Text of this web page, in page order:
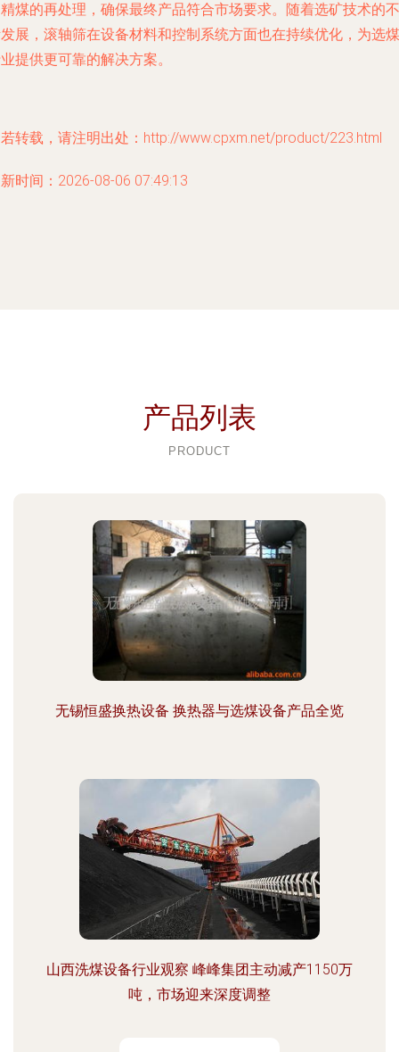
煤的再处理，确保最终产品符合市场要求。随着选矿技术的不
展，滚轴筛在设备材料和控制系统方面也在持续优化，为选煤
提供更可靠的解决方案。
转载，请注明出处：http://www.cpxm.net/product/223.html
时间：2026-08-06 07:49:13
产品列表
PRODUCT
无锡恒盛换热设备 换热器与选煤设备产品全览
山西洗煤设备行业观察 峰峰集团主动减产1150万
吨，市场迎来深度调整